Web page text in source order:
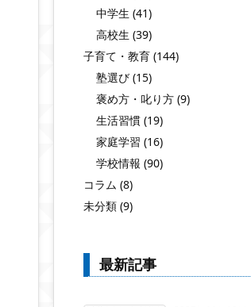
中学生 (41)
高校生 (39)
子育て・教育 (144)
塾選び (15)
褒め方・叱り方 (9)
生活習慣 (19)
家庭学習 (16)
学校情報 (90)
コラム (8)
未分類 (9)
最新記事